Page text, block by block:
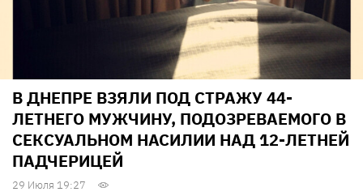
В ДНЕПРЕ ВЗЯЛИ ПОД СТРАЖУ 44-
ЛЕТНЕГО МУЖЧИНУ, ПОДОЗРЕВАЕМОГО В
СЕКСУАЛЬНОМ НАСИЛИИ НАД 12-ЛЕТНЕЙ
ПАДЧЕРИЦЕЙ
29 Июля 19:27